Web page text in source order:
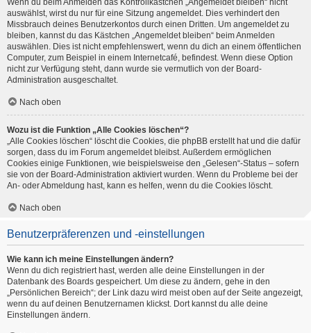
Wenn du beim Anmelden das Kontrollkästchen „Angemeldet bleiben“ nicht
auswählst, wirst du nur für eine Sitzung angemeldet. Dies verhindert den
Missbrauch deines Benutzerkontos durch einen Dritten. Um angemeldet zu
bleiben, kannst du das Kästchen „Angemeldet bleiben“ beim Anmelden
auswählen. Dies ist nicht empfehlenswert, wenn du dich an einem öffentlichen
Computer, zum Beispiel in einem Internetcafé, befindest. Wenn diese Option
nicht zur Verfügung steht, dann wurde sie vermutlich von der Board-
Administration ausgeschaltet.
Nach oben
Wozu ist die Funktion „Alle Cookies löschen“?
„Alle Cookies löschen“ löscht die Cookies, die phpBB erstellt hat und die dafür
sorgen, dass du im Forum angemeldet bleibst. Außerdem ermöglichen
Cookies einige Funktionen, wie beispielsweise den „Gelesen“-Status – sofern
sie von der Board-Administration aktiviert wurden. Wenn du Probleme bei der
An- oder Abmeldung hast, kann es helfen, wenn du die Cookies löscht.
Nach oben
Benutzerpräferenzen und -einstellungen
Wie kann ich meine Einstellungen ändern?
Wenn du dich registriert hast, werden alle deine Einstellungen in der
Datenbank des Boards gespeichert. Um diese zu ändern, gehe in den
„Persönlichen Bereich“; der Link dazu wird meist oben auf der Seite angezeigt,
wenn du auf deinen Benutzernamen klickst. Dort kannst du alle deine
Einstellungen ändern.